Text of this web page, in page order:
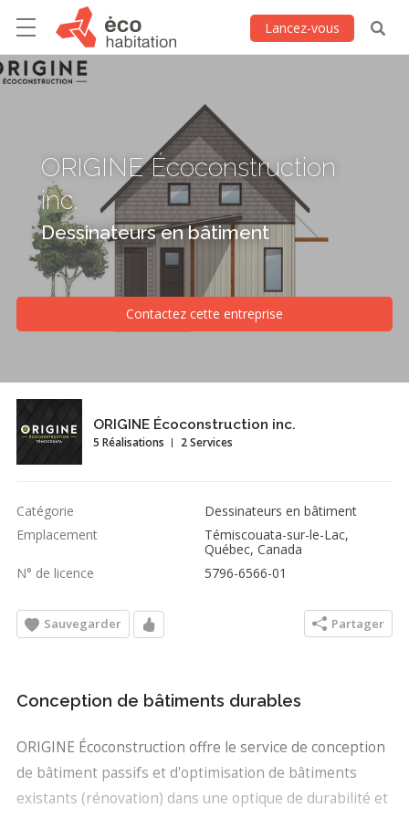
Lancez-vous
ORIGINE Écoconstruction
inc.
Dessinateurs en bâtiment
Contactez cette entreprise
ORIGINE Écoconstruction inc.
5 Réalisations 2 Services
Catégorie
Dessinateurs en bâtiment
Emplacement
Témiscouata-sur-le-Lac,
Québec, Canada
N° de licence
5796-6566-01
Sauvegarder Partager
Conception de bâtiments durables
ORIGINE Écoconstruction offre le service de conception
de bâtiment passifs et d'optimisation de bâtiments
existants (rénovation) dans une optique de durabilité et